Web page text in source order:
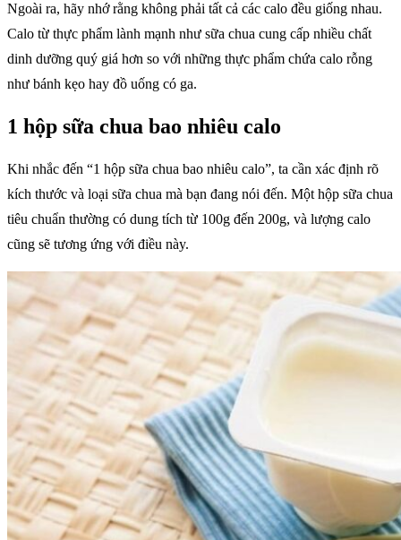
Ngoài ra, hãy nhớ rằng không phải tất cả các calo đều giống nhau.
Calo từ thực phẩm lành mạnh như sữa chua cung cấp nhiều chất
dinh dưỡng quý giá hơn so với những thực phẩm chứa calo rỗng
như bánh kẹo hay đồ uống có ga.
1 hộp sữa chua bao nhiêu calo
Khi nhắc đến “1 hộp sữa chua bao nhiêu calo”, ta cần xác định rõ
kích thước và loại sữa chua mà bạn đang nói đến. Một hộp sữa chua
tiêu chuẩn thường có dung tích từ 100g đến 200g, và lượng calo
cũng sẽ tương ứng với điều này.